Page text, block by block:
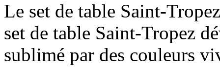
Le set de table Saint-
set de table Saint-Tropez
sublimé par des couleurs